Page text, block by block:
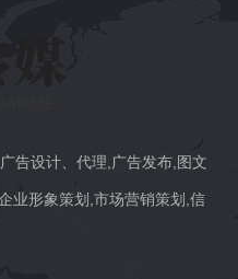
告设计、代理,广告发布,图文
业形象策划,市场营销策划,信